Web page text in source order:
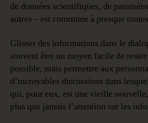
de données scientifiques, de
autres – est commune à presque
Glisser des informations dans le
souvent être un moyen facile de
possible, mais permettre aux
d’incroyables discussions dans
qui, pour eux, est une vieille
plus que jamais l’attention sur les